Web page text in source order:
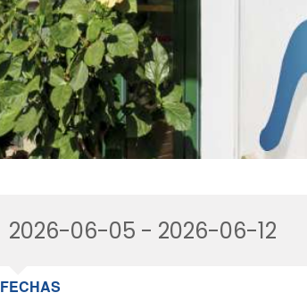
FECHAS